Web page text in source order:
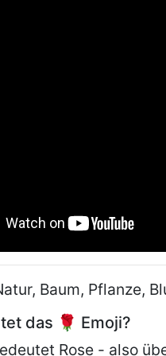
Baum, Pflanze,
das 🌹 Emoji?
Rose - also